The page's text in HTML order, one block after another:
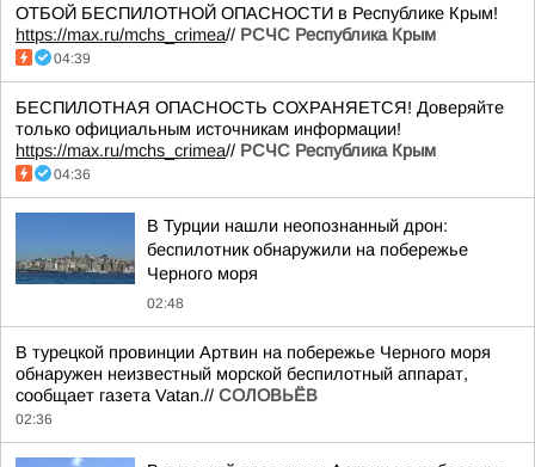
ОТБОЙ БЕСПИЛОТНОЙ ОПАСНОСТИ в Республике Крым!
https://max.ru/mchs_crimea// РСЧС Республика Крым
04:39
БЕСПИЛОТНАЯ ОПАСНОСТЬ СОХРАНЯЕТСЯ! Доверяйте
только официальным источникам информации!
https://max.ru/mchs_crimea// РСЧС Республика Крым
04:36
В Турции нашли неопознанный дрон:
беспилотник обнаружили на побережье
Черного моря
02:48
В турецкой провинции Артвин на побережье Черного моря
обнаружен неизвестный морской беспилотный аппарат,
сообщает газета Vatan.// СОЛОВЬЁВ
02:36